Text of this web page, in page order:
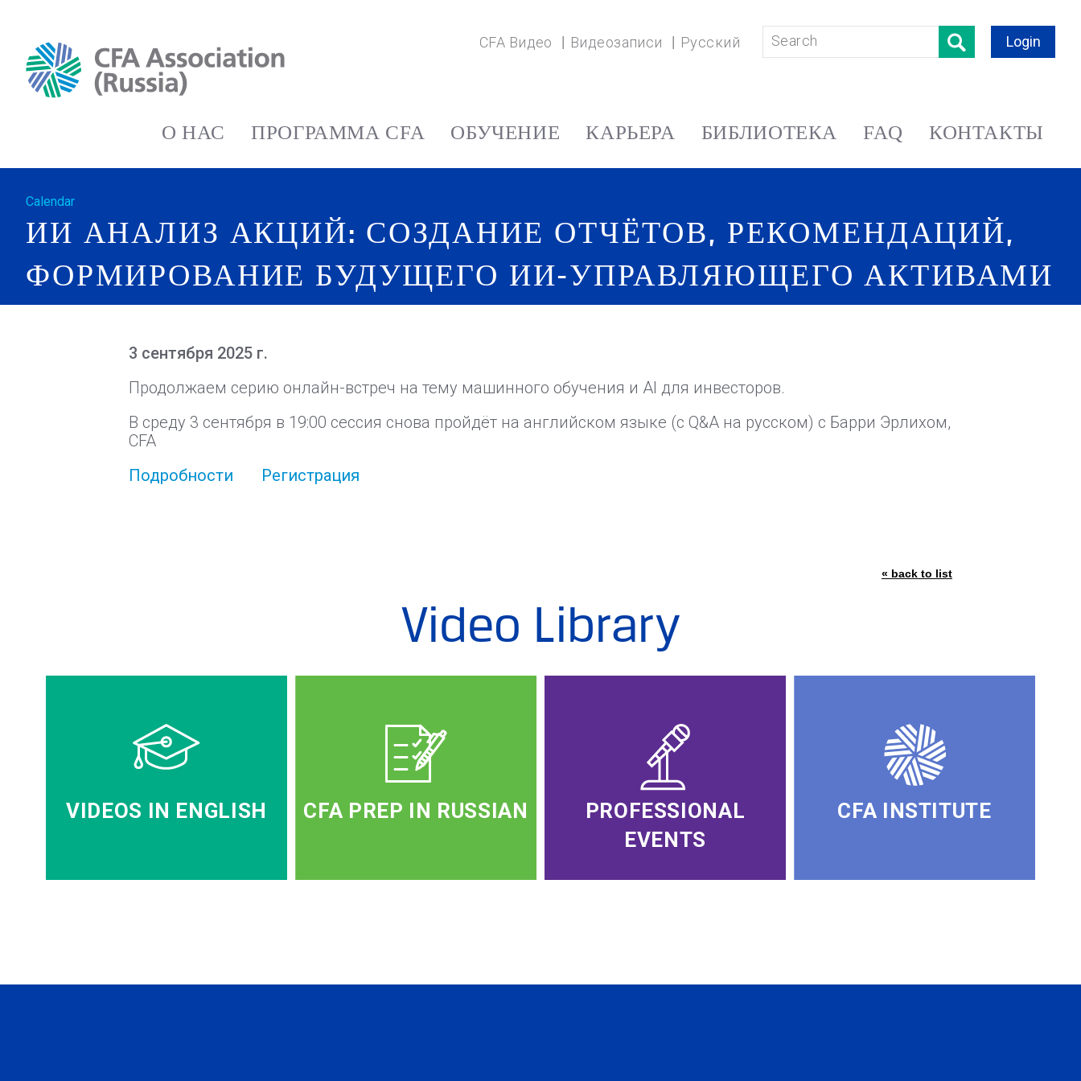
CFA Видео Видеозаписи Русский Login
О НАС ПРОГРАММА CFA ОБУЧЕНИЕ КАРЬЕРА БИБЛИОТЕКА FAQ КОНТАКТЫ
Calendar
ИИ АНАЛИЗ АКЦИЙ: СОЗДАНИЕ ОТЧЁТОВ, РЕКОМЕНДАЦИЙ,
ФОРМИРОВАНИЕ БУДУЩЕГО ИИ-УПРАВЛЯЮЩЕГО АКТИВАМИ
3 сентября 2025 г.
Продолжаем серию онлайн-встреч на тему машинного обучения и AI для инвесторов.
В среду 3 сентября в 19:00 сессия снова пройдёт на английском языке (с Q&A на русском) с Барри Эрлихом,
CFA
Подробности
Регистрация
« back to list
Video Library
VIDEOS IN ENGLISH CFA PREP IN RUSSIAN
PROFESSIONAL
EVENTS
CFA INSTITUTE